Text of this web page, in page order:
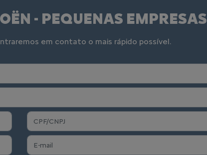
- PEQUENAS EMPRESAS
em contato o mais rápido possível.